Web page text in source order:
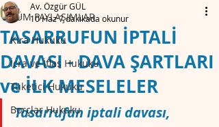
TÜM PAYLAŞIMLAR
Kira Hukuku
İcra ve İflas Hukuku
Tüketici Hukuku
Borçlar Hukuku
TASARRUFUN İPTALİ
DAVASI - DAVA ŞARTLARI
ve İLK MESELELER
Av. Özgür GÜL
10 Haz7 dakikada okunur
Tasarrufun iptali davası,